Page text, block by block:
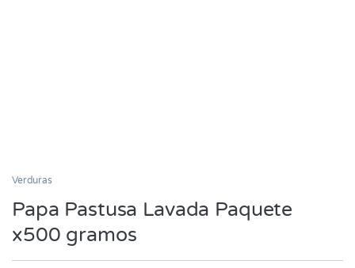
Verduras
Papa Pastusa Lavada Paquete
x500 gramos